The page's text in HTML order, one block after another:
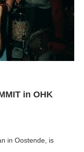
in OHK
in Oostende, is